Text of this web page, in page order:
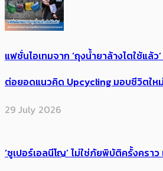
แฟชั่นไอเทมจาก ‘ถุงน้ำยาล้างไตใช้แล้
ต่อยอดแนวคิด Upcycling มอบชีวิตให
29 July 2026
‘ซูเปอร์เอลนีโญ’ ไม่ใช่ภัยพิบัติครั้งครา